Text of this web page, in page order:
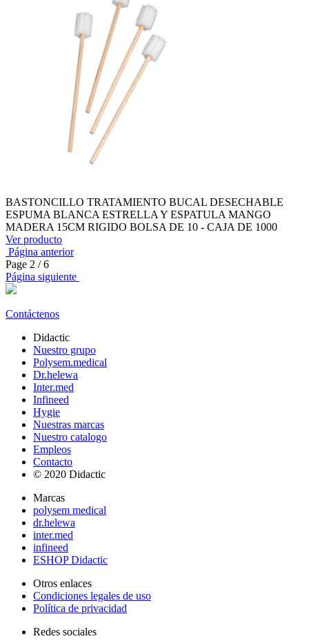
BASTONCILLO TRATAMIENTO BUCAL DESECHABLE
ESPUMA BLANCA ESTRELLA Y ESPATULA MANGO
MADERA 15CM RIGIDO BOLSA DE 10 - CAJA DE 1000
Ver producto
Página anterior
Page 2 / 6
Página siguiente
Contáctenos
Didactic
Nuestro grupo
Polysem.medical
Dr.helewa
Inter.med
Infineed
Hygie
Nuestras marcas
Nuestro catalogo
Empleos
Contacto
© 2020 Didactic
Marcas
polysem medical
dr.helewa
inter.med
infineed
ESHOP Didactic
Otros enlaces
Condiciones legales de uso
Política de privacidad
Redes sociales